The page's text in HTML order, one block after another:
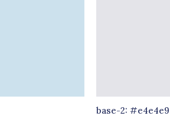
base-2: #e4e4e9